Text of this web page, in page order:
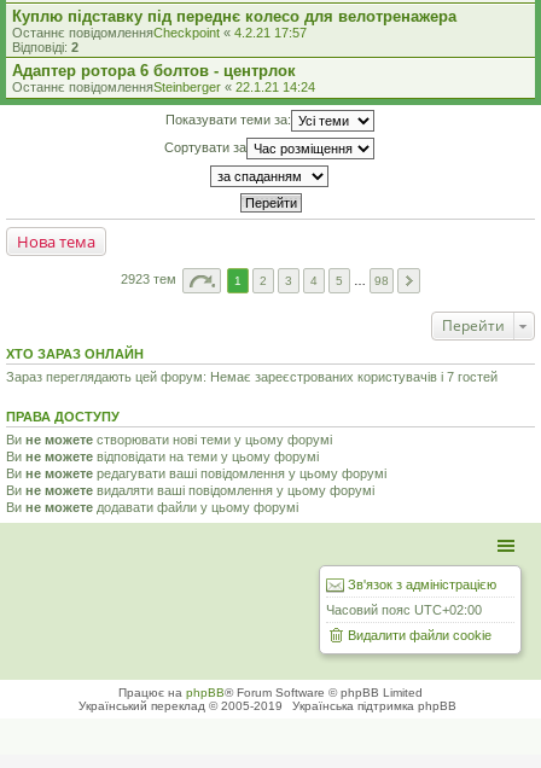
Куплю підставку під переднє колесо для велотренажера
Останнє повідомленняCheckpoint « 4.2.21 17:57
Відповіді: 2
Адаптер ротора 6 болтов - центрлок
Останнє повідомленняSteinberger « 22.1.21 14:24
Показувати теми за:
Сортувати за
Нова тема
2923 тем 1 2 3 4 5 98
Перейти
ХТО ЗАРАЗ ОНЛАЙН
Зараз переглядають цей форум: Немає зареєстрованих користувачів і 7 гостей
ПРАВА ДОСТУПУ
Ви не можете створювати нові теми у цьому форумі
Ви не можете відповідати на теми у цьому форумі
Ви не можете редагувати ваші повідомлення у цьому форумі
Ви не можете видаляти ваші повідомлення у цьому форумі
Ви не можете додавати файли у цьому форумі
Зв'язок з адміністрацією
Часовий пояс UTC+02:00
Видалити файли cookie
Працює на phpBB® Forum Software © phpBB Limited
Український переклад © 2005-2019
Українська підтримка phpBB